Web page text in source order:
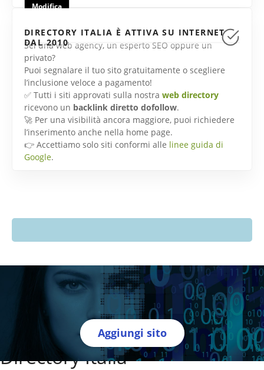
Modifica
DIRECTORY ITALIA È ATTIVA SU INTERNET
DAL 2010
Sei una web agency, un esperto SEO oppure un
privato?
Puoi segnalare il tuo sito gratuitamente o scegliere
l’inclusione veloce a pagamento!
✅ Tutti i siti approvati sulla nostra web directory
ricevono un backlink diretto dofollow.
🚀 Per una visibilità ancora maggiore, puoi richiedere
l’inserimento anche nella home page.
👉 Accettiamo solo siti conformi alle linee guida di
Google.
Aggiungi sito
Directory Italia